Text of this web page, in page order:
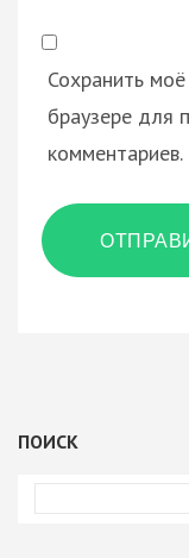
Сохранить
браузере для
комментариев.
ПОИСК